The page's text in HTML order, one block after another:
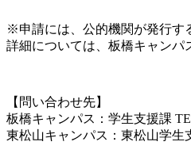
※申請には、公的機関が発行す
詳細については、板橋キャンパ
【問い合わせ先】
板橋キャンパス：学生支援課
東松山キャンパス：東松山学生